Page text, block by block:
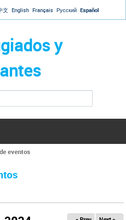
to navigation
文 English Français Русский Español
y
eventos